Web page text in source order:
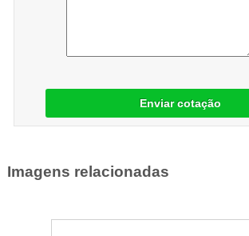
Enviar cotação
Imagens relacionadas